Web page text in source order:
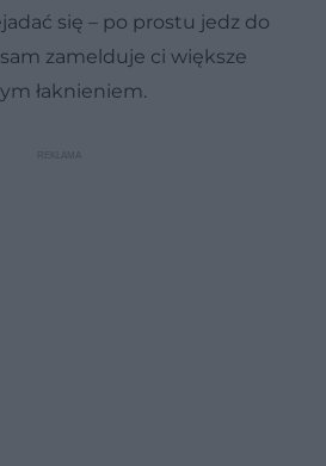
się – po prostu jedz do
zamelduje ci większe
łaknieniem.